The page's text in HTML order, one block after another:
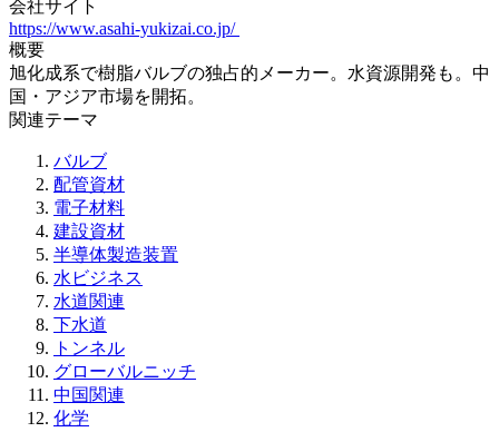
会社サイト
https://www.asahi-yukizai.co.jp/
概要
旭化成系で樹脂バルブの独占的メーカー。水資源開発も。中
国・アジア市場を開拓。
関連テーマ
バルブ
配管資材
電子材料
建設資材
半導体製造装置
水ビジネス
水道関連
下水道
トンネル
グローバルニッチ
中国関連
化学